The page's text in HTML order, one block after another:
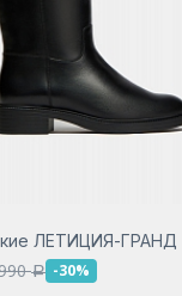
ЛЕТИЦИЯ-ГРАНД
a -30%